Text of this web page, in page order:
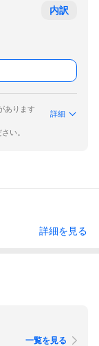
内訳
あります
詳細
い。
詳細を見る
一覧を見る